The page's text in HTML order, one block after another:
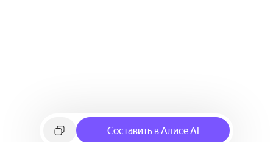
Составить в Алисе AI